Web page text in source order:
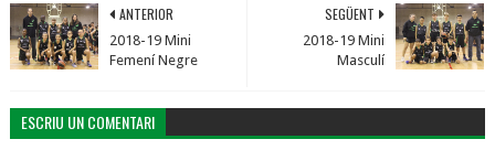
SEGÜENT
2018-19 Mini
Masculí
ANTERIOR
2018-19 Mini
Femení Negre
ESCRIU UN COMENTARI